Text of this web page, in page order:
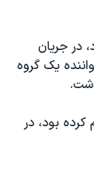
در جریان
یک گروه
بود، در